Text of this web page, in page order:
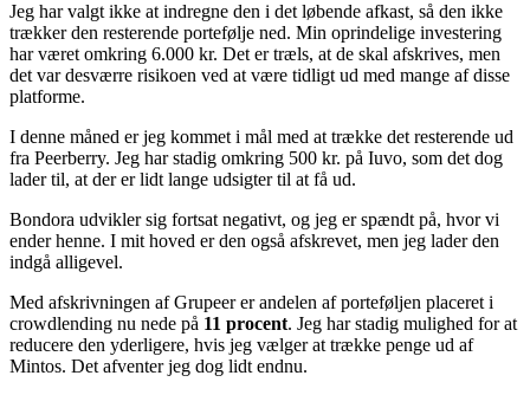
Jeg har valgt ikke at indregne den i det løbende afkast, så den ikke
trækker den resterende portefølje ned. Min oprindelige investering
har været omkring 6.000 kr. Det er træls, at de skal afskrives, men
det var desværre risikoen ved at være tidligt ud med mange af disse
platforme.
I denne måned er jeg kommet i mål med at trække det resterende ud
fra Peerberry. Jeg har stadig omkring 500 kr. på Iuvo, som det dog
lader til, at der er lidt lange udsigter til at få ud.
Bondora udvikler sig fortsat negativt, og jeg er spændt på, hvor vi
ender henne. I mit hoved er den også afskrevet, men jeg lader den
indgå alligevel.
Med afskrivningen af Grupeer er andelen af porteføljen placeret i
crowdlending nu nede på 11 procent. Jeg har stadig mulighed for at
reducere den yderligere, hvis jeg vælger at trække penge ud af
Mintos. Det afventer jeg dog lidt endnu.